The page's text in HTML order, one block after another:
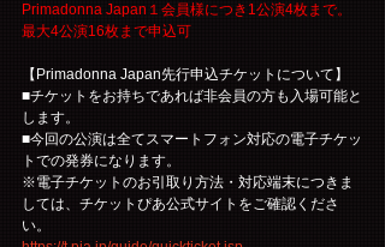
Primadonna Japan１会員様につき1公演4枚まで。
最大4公演16枚まで申込可
【Primadonna Japan先行申込チケットについて】
■チケットをお持ちであれば非会員の方も入場可能と
します。
■今回の公演は全てスマートフォン対応の電子チケッ
トでの発券になります。
※電子チケットのお引取り方法・対応端末につきま
しては、チケットぴあ公式サイトをご確認くださ
い。